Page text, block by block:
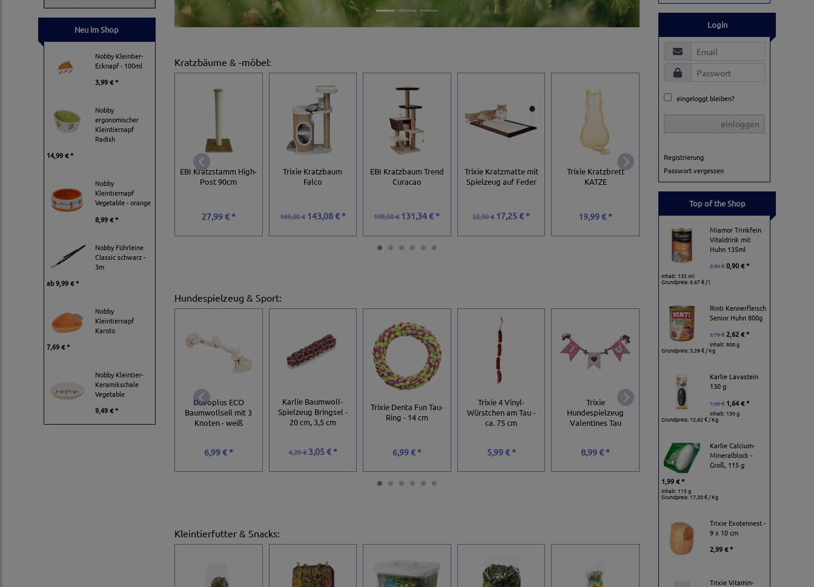
Neu im Shop
Nobby Kleintier-
Ecknapf - 100ml
3,99 € *
Nobby
ergonomischer
Kleintiernapf
Radish
14,99 € *
Nobby
Kleintiernapf
Vegetable - orange
8,99 € *
Nobby Führleine
Classic schwarz -
3m
ab9,99 € *
Nobby
Kleintiernapf
Karoto
7,69 € *
Nobby Kleintier-
Keramikschale
Vegetable
9,49 € *
Kratzbäume & -möbel:
EBI Kratzstamm High-
Post 90cm
27,99 € *
Trixie Kratzbaum
Falco
169,00 €143,08 € *
EBI Kratzbaum Trend
Curacao
199,00 €131,34 € *
Trixie Kratzmatte mit
Spielzeug auf Feder
22,99 € 17,25 € *
Trixie Kratzbrett
KATZE
19,99 € *
Karlie Flamingo
Kratzsäule Skai
25,99 € * 74,99 €
Hundespielzeug & Sport:
Duvoplus ECO
Baumwollseil mit 3
Knoten - weiß
6,99 € *
Karlie Baumwoll-
Spielzeug Bringsel -
20 cm, 3,5 cm
4,29 €3,05 € *
Trixie Denta Fun Tau-
Ring - 14 cm
6,99 € *
Trixie 4 Vinyl-
Würstchen am Tau -
ca. 75 cm
5,99 € *
Trixie
Hundespielzeug
Valentines Tau
8,99 € *
Trixie Baumwoll-
Spieltau - 300 g / 37
cm
4,99 € *
Kleintierfutter & Snacks:
Login
eingeloggt bleiben?
einloggen
Registrierung
Passwort vergessen
Top of the Shop
Miamor Trinkfein
Vitaldrink mit
Huhn 135ml
0,99 € 0,90 € *
Inhalt: 135 ml
Grundpreis:6,67 € / l
Rinti Kennerfleisch
Senior Huhn 800g
2,79 € 2,62 € *
Inhalt: 800 g
Grundpreis:3,28 € / Kg
Karlie Lavastein
130 g
1,89 € 1,64 € *
Inhalt: 130 g
Grundpreis: 12,62 € / Kg
Karlie Calcium-
Mineralblock -
Groß, 115 g
1,99 € *
Inhalt: 115 g
Grundpreis:17,30 € / Kg
Trixie Exotennest -
9 x 10 cm
2,99 € *
Trixie Vitamin-